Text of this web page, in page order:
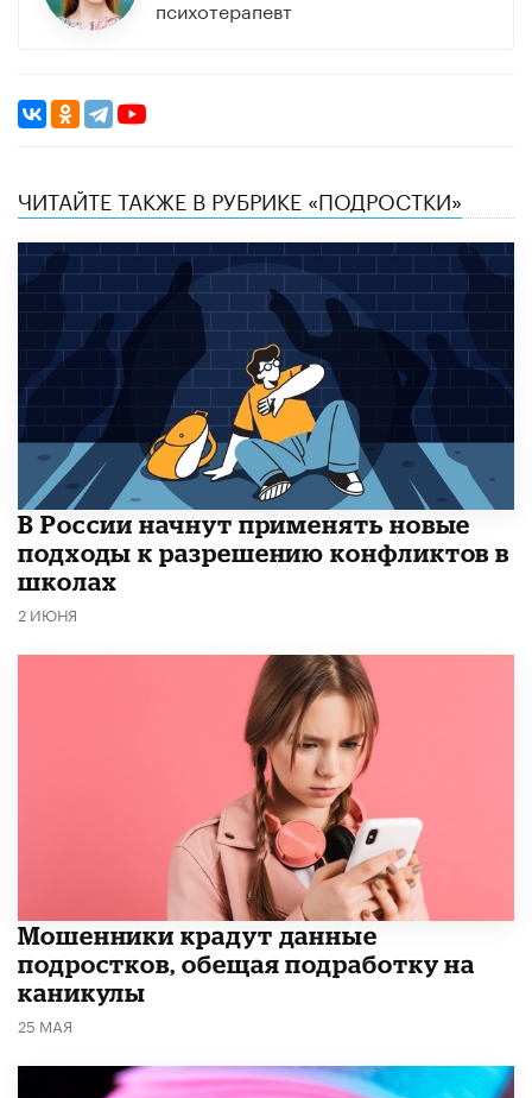
психотерапевт
ЧИТАЙТЕ ТАКЖЕ В РУБРИКЕ «ПОДРОСТКИ»
В России начнут применять новые
подходы к разрешению конфликтов в
школах
2 ИЮНЯ
Мошенники крадут данные
подростков, обещая подработку на
каникулы
25 МАЯ